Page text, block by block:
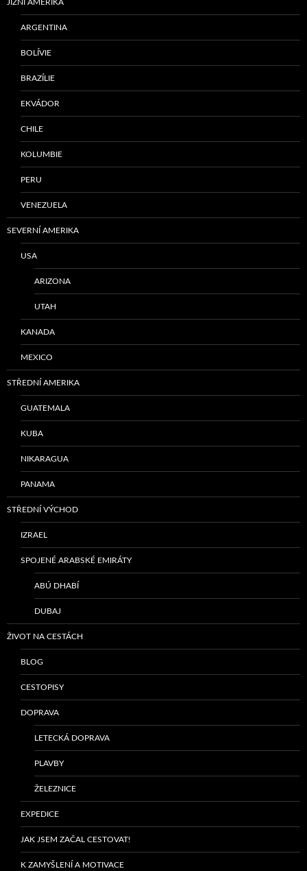
JIŽNÍ AMERIKA
ARGENTINA
BOLÍVIE
BRAZÍLIE
EKVÁDOR
CHILE
KOLUMBIE
PERU
VENEZUELA
SEVERNÍ AMERIKA
USA
ARIZONA
UTAH
KANADA
MEXICO
STŘEDNÍ AMERIKA
GUATEMALA
KUBA
NIKARAGUA
PANAMA
STŘEDNÍ VÝCHOD
IZRAEL
SPOJENÉ ARABSKÉ EMIRÁTY
ABÚ DHABÍ
DUBAJ
ŽIVOT NA CESTÁCH
BLOG
CESTOPISY
DOPRAVA
LETECKÁ DOPRAVA
PLAVBY
ŽELEZNICE
EXPEDICE
JAK JSEM ZAČAL CESTOVAT!
K ZAMYŠLENÍ A MOTIVACE